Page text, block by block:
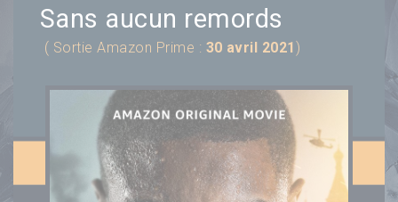
Sans aucun remords
( Sortie Amazon Prime : 30 avril 2021)